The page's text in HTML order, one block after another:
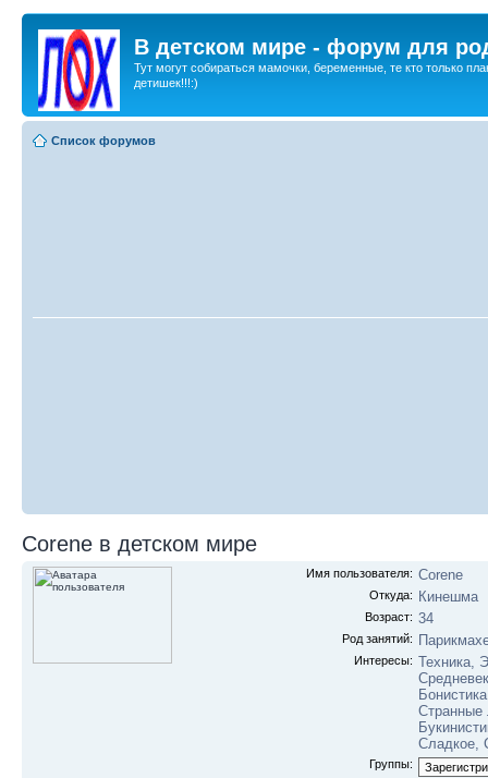
В детском мире - форум для
Тут могут собираться мамочки, беременные, те кто только
детишек!!!:)
Список форумов
Corene в детском мире
Имя пользователя: Corene
Откуда: Кинешма
Возраст: 34
Род занятий:
Интересы: Техника,
Сладкое,
Группы: